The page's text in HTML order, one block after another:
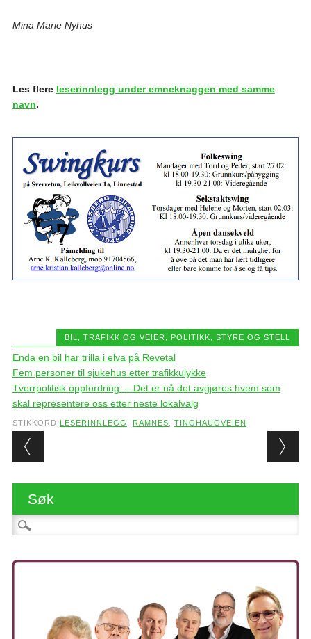
Mina Marie Nyhus
Les flere leserinnlegg under emneknaggen med samme
navn.
BIL, TRAFIKK OG VEIER POLITIKK, STYRE OG STELL
Enda en bil har trilla i elva på Revetal
Fem personer til sjukehus etter trafikkulykke
Tverrpolitisk oppfordring: – Det er nå det avgjøres hvem som
skal representere oss etter neste lokalvalg
STIKKORD LESERINNLEGG RAMNES TINGHAUGVEIEN
Post navigation
Søk
Søk etter: